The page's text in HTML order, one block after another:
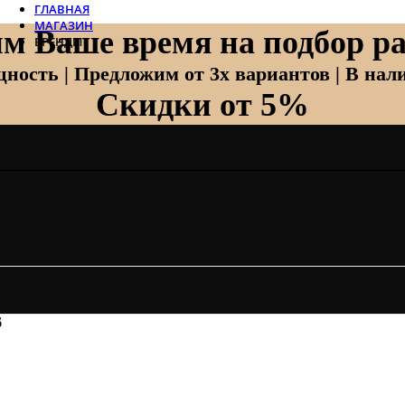
Ваше время на подбор
| Предложим от 3х вариантов | В
Скидки от 5%
ГЛАВНАЯ
МАГАЗИН
БРЕНДЫ
Zehnder
Zehnder Charleston
Loten
Mitsubishi Electric